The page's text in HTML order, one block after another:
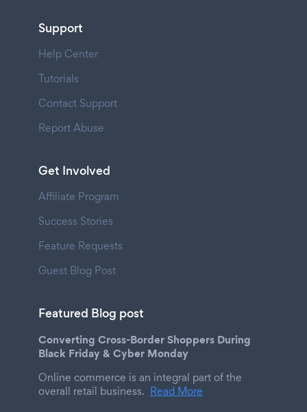
Support
Help Center
Tutorials
Contact Support
Report Abuse
Get Involved
Affiliate Program
Success Stories
Feature Requests
Guest Blog Post
Featured Blog post
Converting Cross-Border Shoppers During
Black Friday & Cyber Monday
Online commerce is an integral part of the
overall retail business. Read More